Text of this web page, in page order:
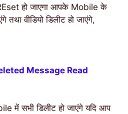
हो जाएगा आपके Mobile के
तथा वीडियो डिलीट हो जाएंगे,
Message Read
में सभी डिलीट हो जाएंगे यदि आप